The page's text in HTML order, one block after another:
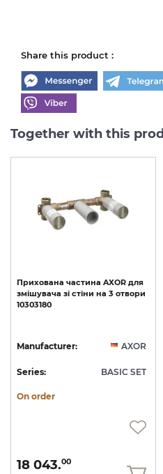
Share this product :
Together with this
Прихована частина AXOR для
змішувача зі стіни на 3 отвори
10303180
Manufacturer: AXOR
Series: BASIC SET
On order
18 043.00